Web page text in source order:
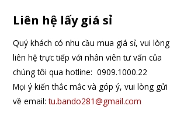
Liên hệ lấy giá sỉ
Quý khách có nhu cầu mua giá sỉ, vui lòng
liên hệ trực tiếp với nhân viên tư vấn của
chúng tôi qua hotline: 0909.1000.22
Mọi ý kiến thắc mắc và góp ý, vui lòng gửi
về email:tu.bando281@gmail.com